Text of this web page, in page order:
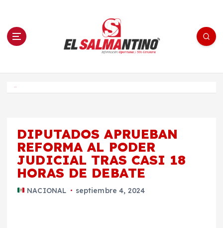
n El Salmantino - medios/noticias/editorial
DIPUTADOS APRUEBAN
REFORMA AL PODER
JUDICIAL TRAS CASI 18
HORAS DE DEBATE
NACIONAL septiembre 4, 2024